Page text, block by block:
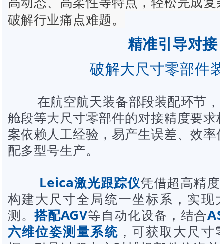
破解行业痛点难题。
精准引导对
破解大尺寸零部件
在航空航天装备部段装配环节，
舱段等大尺寸零部件的对接精度要
案依赖人工经验，易产生误差、效
配多型号生产。
Leica激光跟踪仪凭借超高精
构建大尺寸全局统一坐标系，实
测。 搭配AGV等自动化设备，结合
六维位姿测量系统 ，可获取大尺